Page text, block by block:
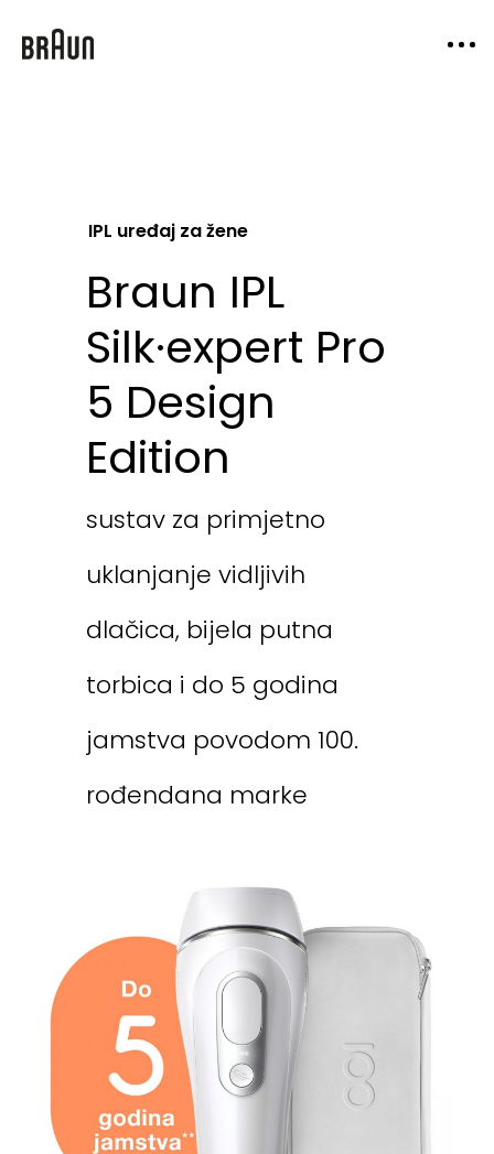
IPL uređaj za žene
Braun IPL
Silk·expert Pro
5 Design
Edition
sustav za primjetno
uklanjanje vidljivih
dlačica, bijela putna
torbica i do 5 godina
jamstva povodom 100.
rođendana marke